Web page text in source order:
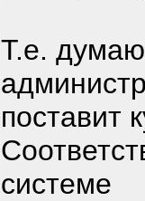
Т.е.
поставит
системе